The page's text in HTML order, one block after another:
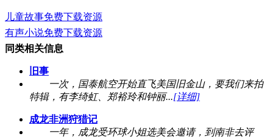
儿童故事免费下载资源
有声小说免费下载资源
同类相关信息
旧事
一次，国泰航空开始直飞美国旧金山，要我们来拍
特辑，有李绮虹、郑裕玲和钟丽...[详细]
成龙非洲狩猎记
一年，成龙受环球小姐选美会邀请，到南非去评